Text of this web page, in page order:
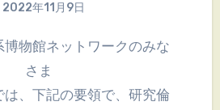
2022年11月9日
さま
は、下記の要領で、研究倫